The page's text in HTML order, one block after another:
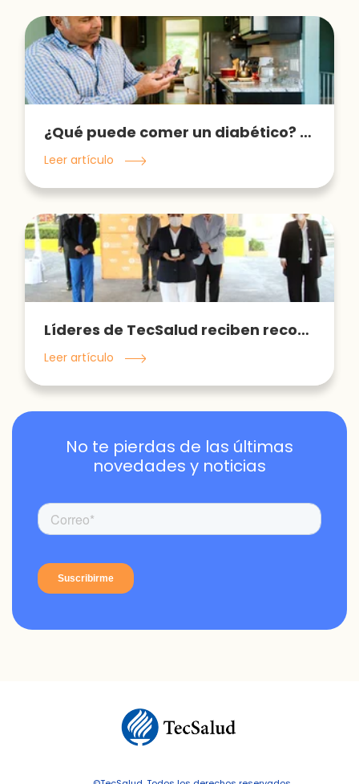
¿Qué puede comer un diabético? Recomendaciones en la alimentación
Leer artículo
Líderes de TecSalud reciben reconocimiento por su labor en pandemia
Leer artículo
No te pierdas de las últimas
novedades y noticias